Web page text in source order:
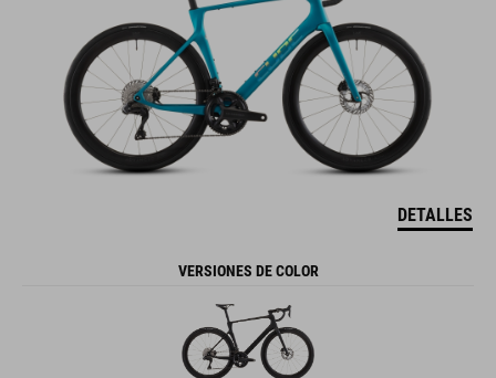
DETALLES
VERSIONES DE COLOR